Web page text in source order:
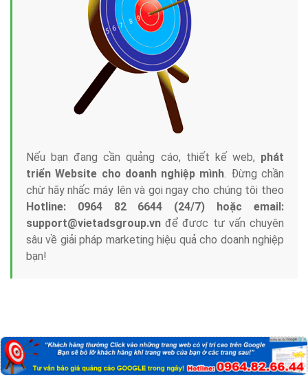
Nếu bạn đang cần quảng cáo, thiết kế web, phát
triển Website cho doanh nghiệp mình. Đừng chần
chừ hãy nhấc máy lên và gọi ngay cho chúng tôi theo
Hotline: 0964 82 6644 (24/7) hoặc email:
support@vietadsgroup.vn để được tư vấn chuyên
sâu về giải pháp marketing hiệu quả cho doanh nghiệp
bạn!